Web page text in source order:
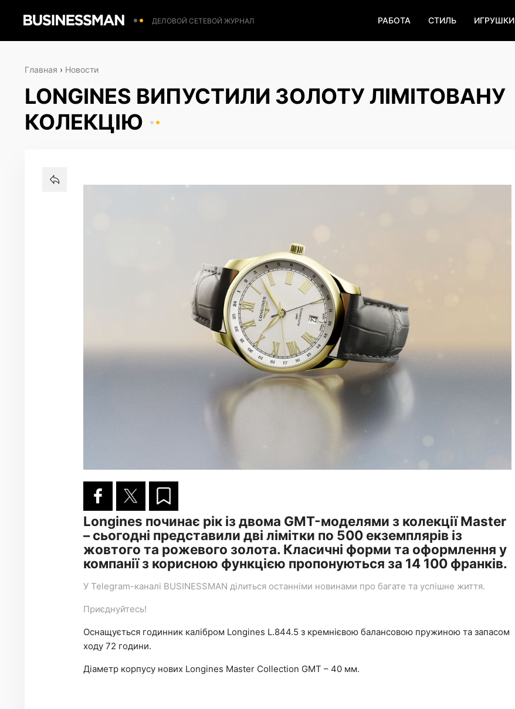
ДЕЛОВОЙ СЕТЕВОЙ ЖУРНАЛ РАБОТА СТИЛЬ ИГРУШКИ
Главная › Новости
LONGINES ВИПУСТИЛИ ЗОЛОТУ ЛІМІТОВАНУ
КОЛЕКЦІЮ
Longines починає рік із двома GMT-моделями з колекції Master
– сьогодні представили дві лімітки по 500 екземплярів із
жовтого та рожевого золота. Класичні форми та оформлення у
компанії з корисною функцією пропонуються за 14 100 франків.
У Telegram-каналі BUSINESSMAN ділиться останніми новинами про багате та успішне життя.
Приєднуйтесь!
Оснащується годинник калібром Longines L.844.5 з кремнієвою балансовою пружиною та запасом
ходу 72 години.
Діаметр корпусу нових Longines Master Collection GMT – 40 мм.